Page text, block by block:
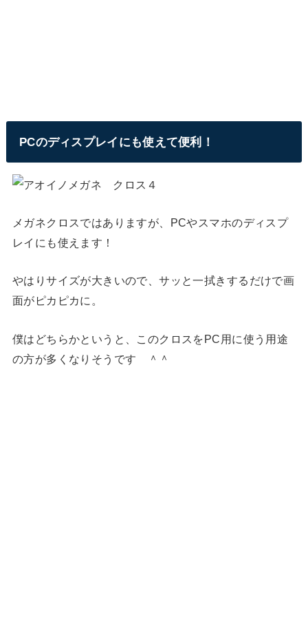
PCのディスプレイにも使えて便利！
メガネクロスではありますが、PCやスマホのディスプ
レイにも使えます！
やはりサイズが大きいので、サッと一拭きするだけで画
面がピカピカに。
僕はどちらかというと、このクロスをPC用に使う用途
の方が多くなりそうです ＾＾